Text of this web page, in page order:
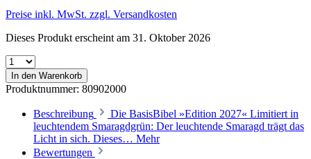
Preise inkl. MwSt. zzgl. Versandkosten
Dieses Produkt erscheint am 31. Oktober 2026
In den Warenkorb
Produktnummer: 80902000
Beschreibung
Die BasisBibel »Edition 2027« Limitiert in
leuchtendem Smaragdgrün: Der leuchtende Smaragd trägt das
Licht in sich. Dieses… Mehr
Bewertungen